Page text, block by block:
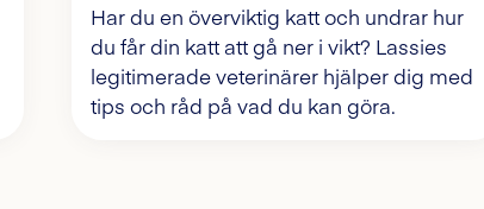
Har du en överviktig katt och undrar hur
du får din katt att gå ner i vikt? Lassies
legitimerade veterinärer hjälper dig med
tips och råd på vad du kan göra.